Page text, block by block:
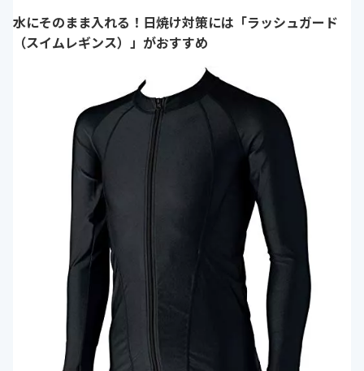
水にそのまま入れる！日焼け対策には「ラッシュガード
（スイムレギンス）」がおすすめ